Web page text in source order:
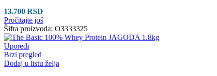
13.700 RSD
Pročitajte još
Šifra proizvoda: O3333325
Uporedi
Brzi pregled
Dodaj u listu želja